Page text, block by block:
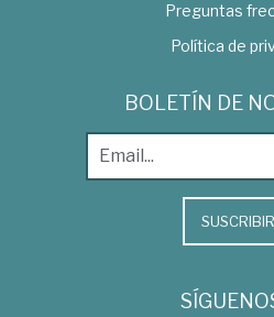
Preguntas
Política de
BOLETÍN DE